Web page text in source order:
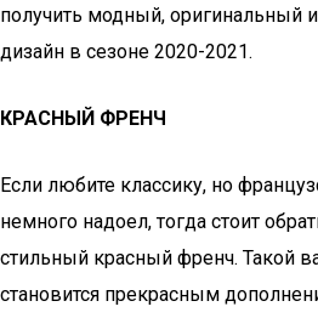
получить модный, оригинальный
дизайн в сезоне 2020-2021.
КРАСНЫЙ ФРЕНЧ
Если любите классику, но
немного надоел, тогда стоит
стильный красный френч. Такой
становится прекрасным